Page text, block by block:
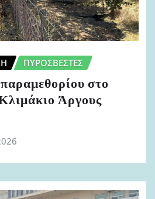
ΠΥΡΟΣΒΈΣΤΕΣ
στο
Άργους